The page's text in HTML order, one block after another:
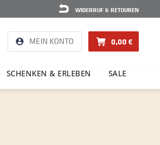
WIDERRUF & RETOUREN
MEIN KONTO 0,00 €
SCHENKEN & ERLEBEN SALE